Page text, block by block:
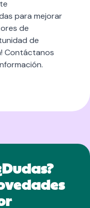
para mejorar
de
de
Contáctanos